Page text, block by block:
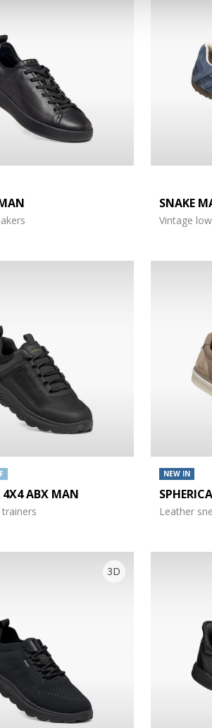
SNAKE
Vintage
4X4 ABX MAN
NEW IN
Leather
3D